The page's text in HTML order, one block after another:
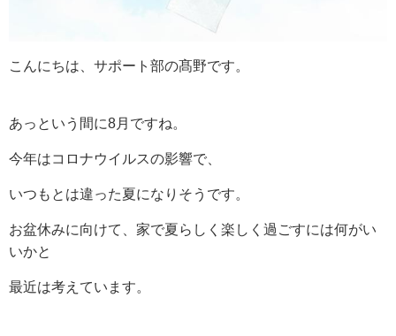
こんにちは、サポート部の髙野です。
あっという間に8月ですね。
今年はコロナウイルスの影響で、
いつもとは違った夏になりそうです。
お盆休みに向けて、家で夏らしく楽しく過ごすには何がい
いかと
最近は考えています。